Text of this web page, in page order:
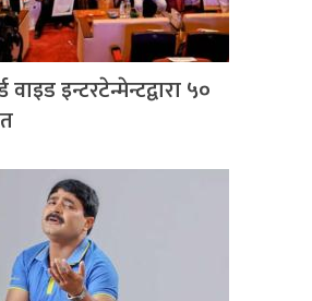
वाइड इन्टरटेन्मेन्टद्वारा ५०